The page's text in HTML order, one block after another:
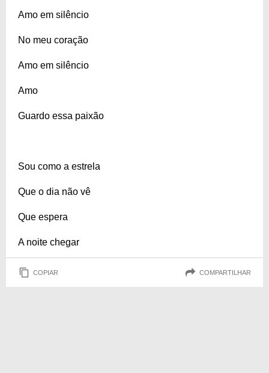
Amo em silêncio
No meu coração
Amo em silêncio
Amo
Guardo essa paixão
Sou como a estrela
Que o dia não vê
Que espera
A noite chegar
COPIAR COMPARTILHAR